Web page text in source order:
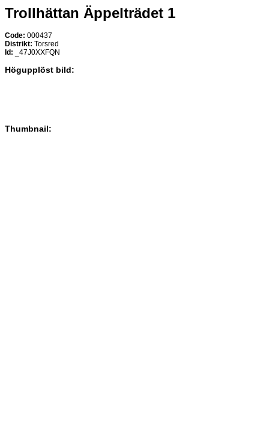
Trollhättan Äppelträdet 1
Code: 000437
Distrikt: Torsred
Id: _47J0XXFQN
Högupplöst bild:
Thumbnail: